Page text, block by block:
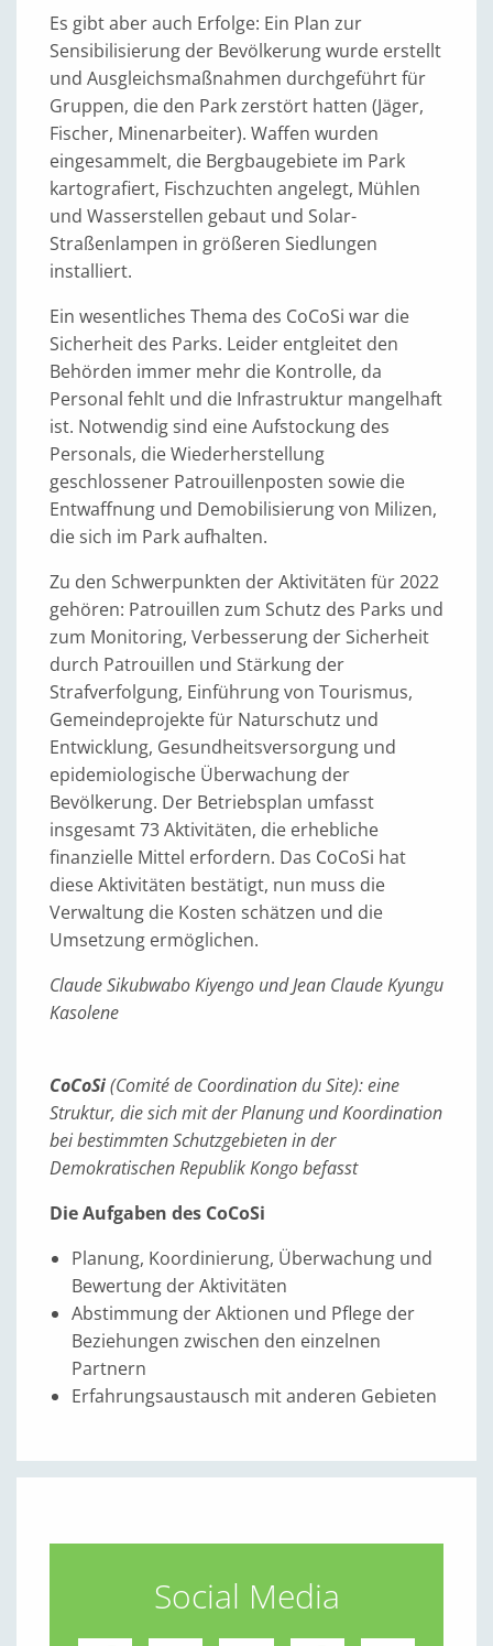
Es gibt aber auch Erfolge: Ein Plan zur
Sensibilisierung der Bevölkerung wurde erstellt
und Ausgleichsmaßnahmen durchgeführt für
Gruppen, die den Park zerstört hatten (Jäger,
Fischer, Minenarbeiter). Waffen wurden
eingesammelt, die Bergbaugebiete im Park
kartografiert, Fischzuchten angelegt, Mühlen
und Wasserstellen gebaut und Solar-
Straßenlampen in größeren Siedlungen
installiert.
Ein wesentliches Thema des CoCoSi war die
Sicherheit des Parks. Leider entgleitet den
Behörden immer mehr die Kontrolle, da
Personal fehlt und die Infrastruktur mangelhaft
ist. Notwendig sind eine Aufstockung des
Personals, die Wiederherstellung
geschlossener Patrouillenposten sowie die
Entwaffnung und Demobilisierung von Milizen,
die sich im Park aufhalten.
Zu den Schwerpunkten der Aktivitäten für 2022
gehören: Patrouillen zum Schutz des Parks und
zum Monitoring, Verbesserung der Sicherheit
durch Patrouillen und Stärkung der
Strafverfolgung, Einführung von Tourismus,
Gemeindeprojekte für Naturschutz und
Entwicklung, Gesundheitsversorgung und
epidemiologische Überwachung der
Bevölkerung. Der Betriebsplan umfasst
insgesamt 73 Aktivitäten, die erhebliche
finanzielle Mittel erfordern. Das CoCoSi hat
diese Aktivitäten bestätigt, nun muss die
Verwaltung die Kosten schätzen und die
Umsetzung ermöglichen.
Claude Sikubwabo Kiyengo und Jean Claude Kyungu
Kasolene
CoCoSi(Comité de Coordination du Site): eine
Struktur, die sich mit der Planung und Koordination
bei bestimmten Schutzgebieten in der
Demokratischen Republik Kongo befasst
Die Aufgaben des CoCoSi
Planung, Koordinierung, Überwachung und
Bewertung der Aktivitäten
Abstimmung der Aktionen und Pflege der
Beziehungen zwischen den einzelnen
Partnern
Erfahrungsaustausch mit anderen Gebieten
Social Media